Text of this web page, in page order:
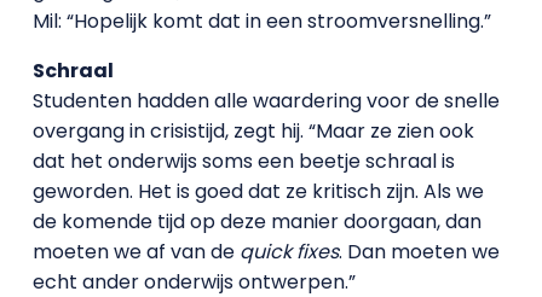
Mil: “Hopelijk komt dat in een stroomversnelling.”
Schraal
Studenten hadden alle waardering voor de snelle
overgang in crisistijd, zegt hij. “Maar ze zien ook
dat het onderwijs soms een beetje schraal is
geworden. Het is goed dat ze kritisch zijn. Als we
de komende tijd op deze manier doorgaan, dan
moeten we af van de quick fixes. Dan moeten we
echt ander onderwijs ontwerpen.”